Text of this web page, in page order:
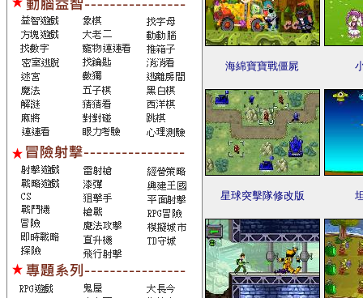
海綿寶寶戰僵屍
星球突擊隊修改版